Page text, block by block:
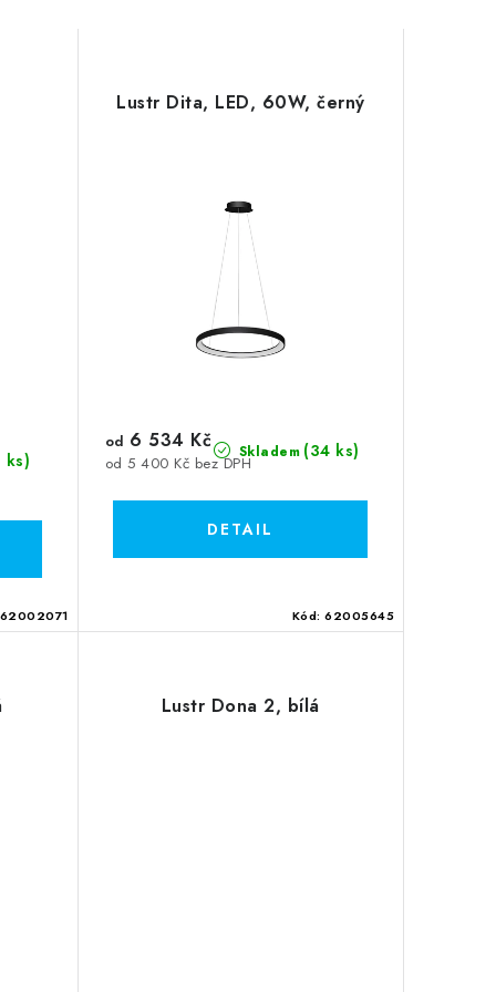
ks)
62002071
Lustr Dita, LED, 60W, černý
Skladem (34 ks)
od 5 400 Kč bez DPH
od 6 534 Kč
Kód: 62005645
Lustr Dona 2, bílá